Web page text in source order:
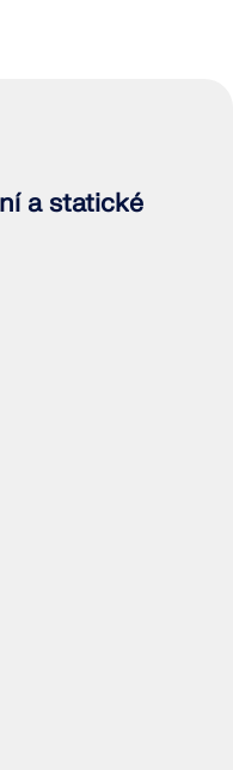
a statické